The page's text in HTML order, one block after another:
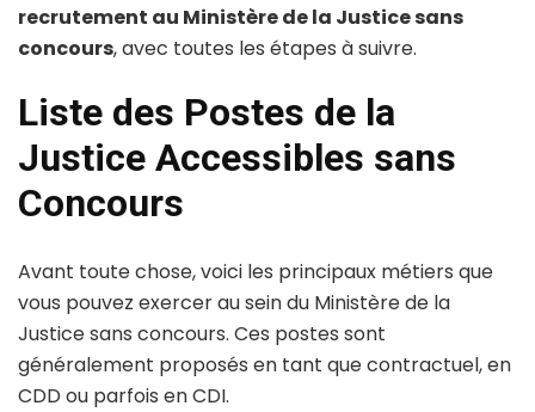
recrutement au Ministère de la Justice sans
concours, avec toutes les étapes à suivre.
Liste des Postes de la
Justice Accessibles sans
Concours
Avant toute chose, voici les principaux métiers que
vous pouvez exercer au sein du Ministère de la
Justice sans concours. Ces postes sont
généralement proposés en tant que contractuel, en
CDD ou parfois en CDI.